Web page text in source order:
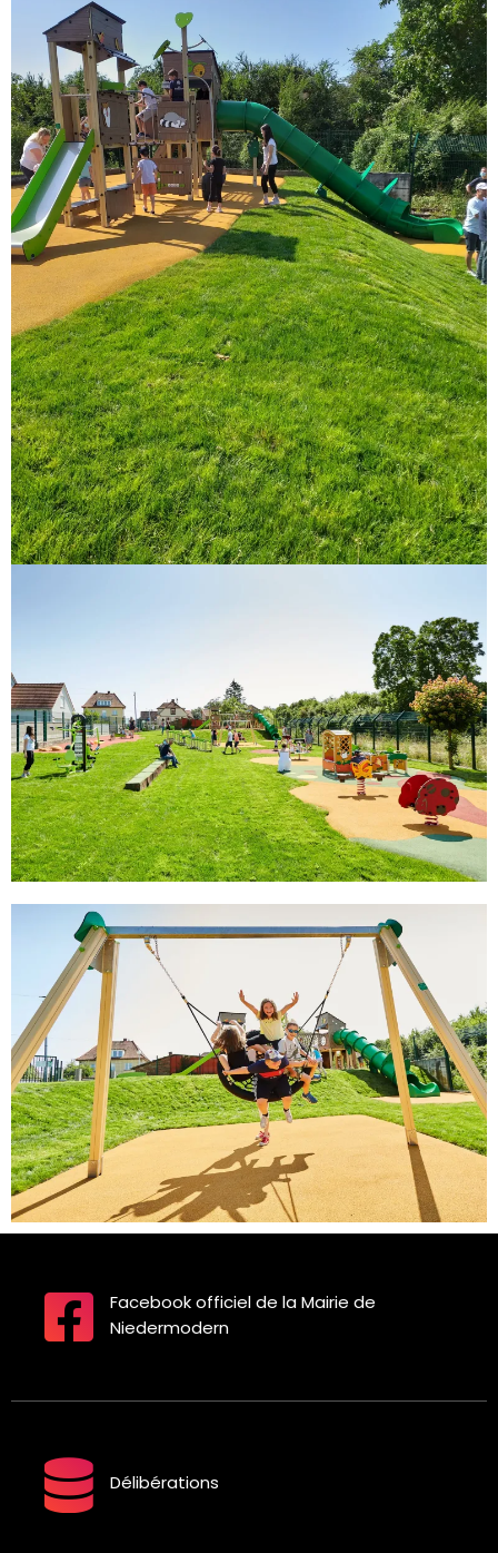
Facebook officiel de la Mairie de
Niedermodern
Délibérations